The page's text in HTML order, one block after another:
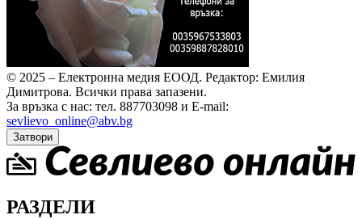
© 2025 – Електронна медия ЕООД. Редактор: Емилия
Димитрова. Всички права запазени.
За връзка с нас: тел. 887703098 и E-mail:
sevlievo_online@abv.bg
Затвори
РАЗДЕЛИ